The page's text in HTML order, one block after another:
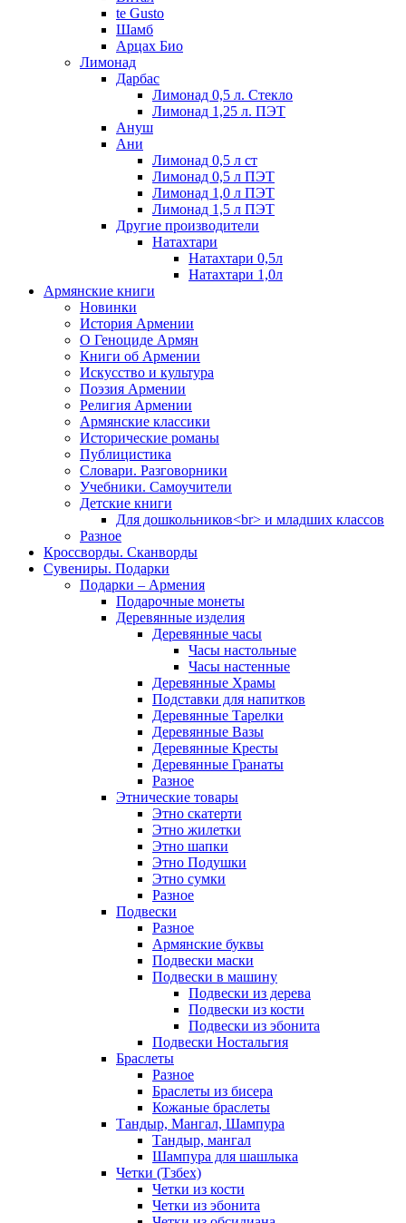
te Gusto
Шамб
Арцах Био
Лимонад
Дарбас
Лимонад 0,5 л. Стекло
Лимонад 1,25 л. ПЭТ
Ануш
Ани
Лимонад 0,5 л ст
Лимонад 0,5 л ПЭТ
Лимонад 1,0 л ПЭТ
Лимонад 1,5 л ПЭТ
Другие производители
Натахтари
Натахтари 0,5л
Натахтари 1,0л
Армянские книги
Новинки
История Армении
О Геноциде Армян
Книги об Армении
Иcкусство и культура
Поэзия Армении
Религия Армении
Армянские классики
Исторические романы
Публицистика
Словари. Разговорники
Учебники. Самоучители
Детские книги
Для дошкольников<br> и младших классов
Разное
Кроссворды. Сканворды
Сувениры. Подарки
Подарки – Армения
Подарочные монеты
Деревянные изделия
Деревянные часы
Часы настольные
Часы настенные
Деревянные Храмы
Подставки для напитков
Деревянные Тарелки
Деревянные Вазы
Деревянные Кресты
Деревянные Гранаты
Разное
Этнические товары
Этно скатерти
Этно жилетки
Этно шапки
Этно Подушки
Этно сумки
Разное
Подвески
Разное
Армянские буквы
Подвески маски
Подвески в машину
Подвески из дерева
Подвески из кости
Подвески из эбонита
Подвески Ностальгия
Браслеты
Разное
Браслеты из бисера
Кожаные браслеты
Тандыр, Мангал, Шампура
Тандыр, мангал
Шампура для шашлыка
Четки (Тзбех)
Четки из кости
Четки из эбонита